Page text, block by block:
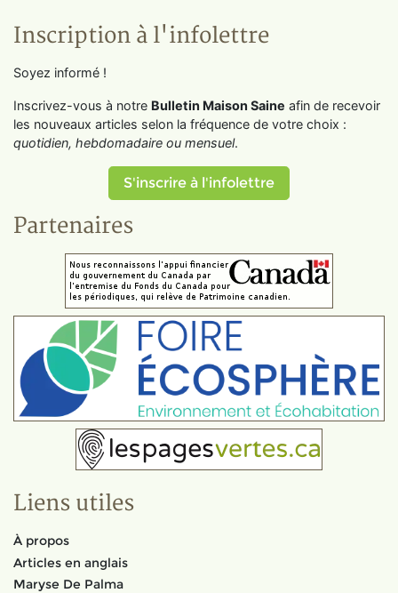
Inscription à l'infolettre
Soyez informé !
Inscrivez-vous à notre Bulletin Maison Saine afin de recevoir
les nouveaux articles selon la fréquence de votre choix :
quotidien, hebdomadaire ou mensuel.
S'inscrire à l'infolettre
Partenaires
Liens utiles
À propos
Articles en anglais
Maryse De Palma